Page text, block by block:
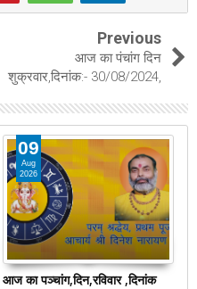
Previous
आज का पंचांग दिन
शुक्रवार,दिनांक:- 30/08/2024,
09
Aug
2026
आज का पञ्चांग,दिन,रविवार ,दिनांक